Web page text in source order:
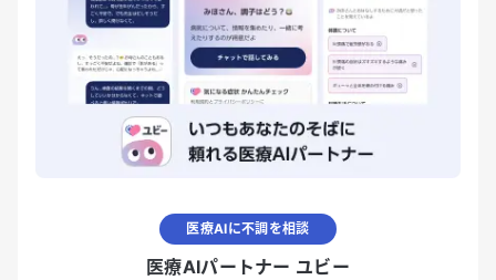
医療AIに不調を相談
医療AIパートナー ユビー